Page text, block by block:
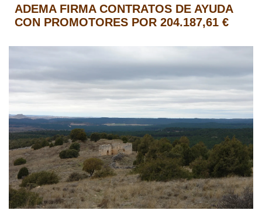
ADEMA FIRMA CONTRATOS DE AYUDA
CON PROMOTORES POR 204.187,61 €